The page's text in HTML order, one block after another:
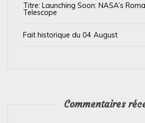
Titre: Launching Soon: NASA’s
Telescope
Fait historique du 04 August
Commentaires